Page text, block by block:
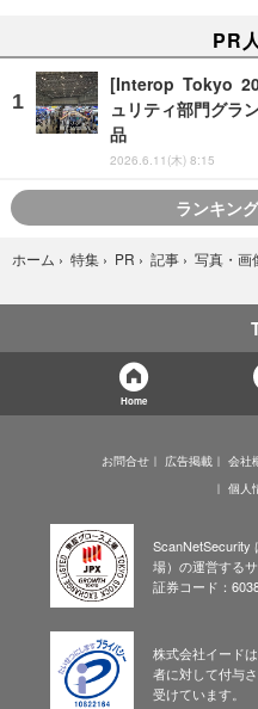
PR
[Interop Tokyo
ュリティ部門グ
品
2026.6.11(木) 8:15
ランキン
ホーム › 特集 › PR › 記事 › 写真・画
Home
お問合せ 広告掲載 会社
個人
ScanNetSecurity
場）の運営するサ
証券コード：
株式会社イード
者に対して付与
受けています。